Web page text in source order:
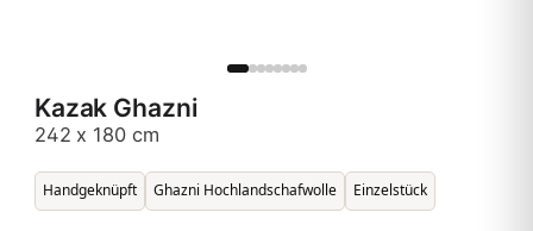
Kazak Ghazni
242 x 180 cm
Handgeknüpft Ghazni Hochlandschafwolle Einzelstück